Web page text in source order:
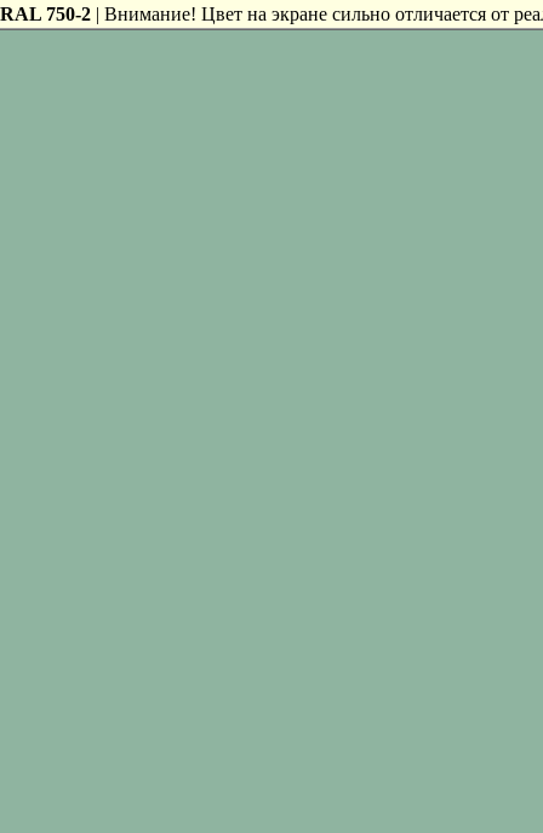
RAL 750-2 | Внимание! Цвет на экране сильно отличается от